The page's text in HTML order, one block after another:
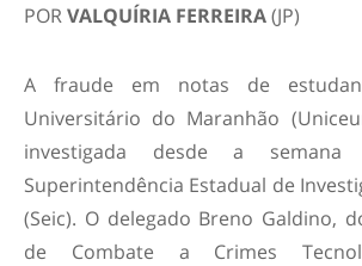
PORVALQUÍRIA FERREIRA(JP)
A fraude em notas de
Universitário do Maranhão
investigada desde a semana
Superintendência Estadual de
(Seic). O delegado Breno Galdino,
de Combate a Crimes